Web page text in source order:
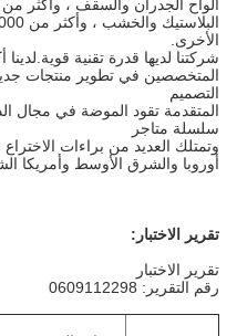
الأخرى.
شركتنا لديها قدرة تقنية قوية.لدينا أكثر من 20
المتخصصين في تطوير منتجات
التصميم
سلسلة متاجر
وتمتلك العديد من براءات
أوروبا والشرق الأوسط وأمريكا
تقرير الاختبار:
تقرير الاختبار
رقم التقرير: 0609112298